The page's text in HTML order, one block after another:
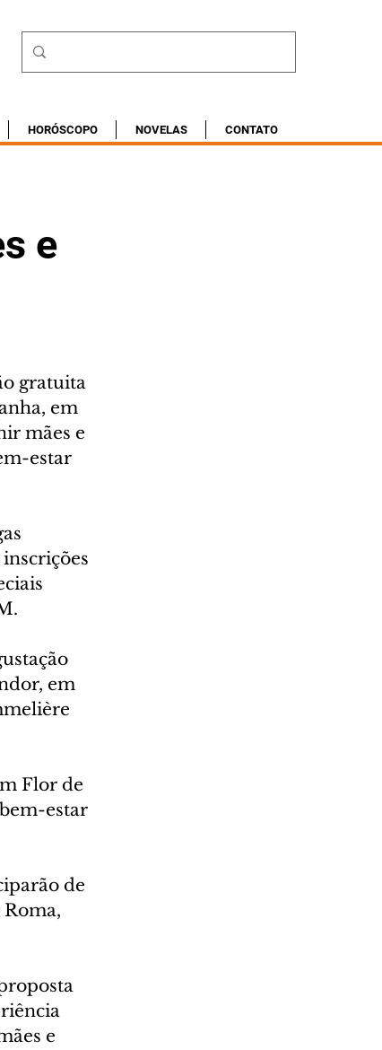
HORÓSCOPO NOVELAS CONTATO
e
gratuita
em
mães e
estar
em
Flor de
estar
de
e